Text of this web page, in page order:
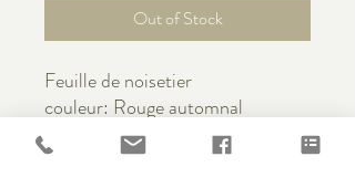
Out of Stock
Feuille de noisetier
couleur: Rouge automnal
Pierre gemme: Goutte d'ONYX
Broche métal argenté